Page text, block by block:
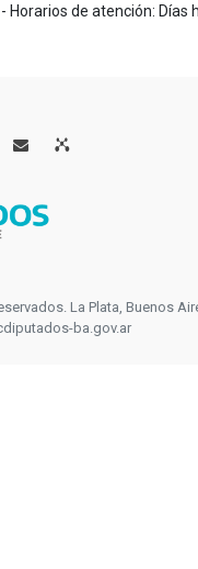
de atención: Días
 
La Plata, Buenos
ba.gov.ar